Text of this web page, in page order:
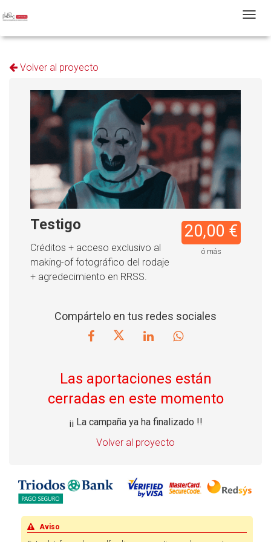
T
Volver al proyecto
20,00 €
ó más
Testigo
Créditos + acceso exclusivo al
making-of fotográfico del rodaje
+ agredecimiento en RRSS.
Compártelo en tus redes sociales
Las aportaciones están
cerradas en este momento
¡¡ La campaña ya ha finalizado !!
Volver al proyecto
Aviso